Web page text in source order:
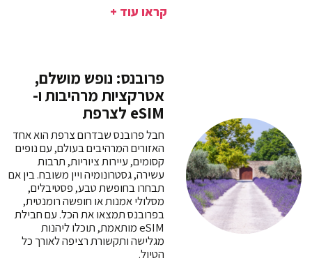
קראו עוד +
פרובנס: נופש מושלם,
אטרקציות מרהיבות ו-
eSIM לצרפת
חבל פרובנס שבדרום צרפת הוא אחד
האזורים המרהיבים בעולם, עם נופים
קסומים, עיירות ציוריות, תרבות
עשירה, גסטרונומיה ויין משובח. בין אם
תבחרו בחופשת טבע, פסטיבלים,
מסלולי אמנות או חופשה רומנטית,
בפרובנס תמצאו את הכל. עם חבילת
eSIM מותאמת, תוכלו ליהנות
מגלישה ותקשורת רציפה לאורך כל
הטיול.